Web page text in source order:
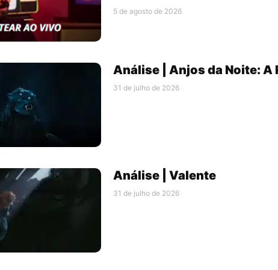
5 de agosto de 2026
Análise | Anjos da Noite: A
31 de julho de 2026
Análise | Valente
31 de julho de 2026